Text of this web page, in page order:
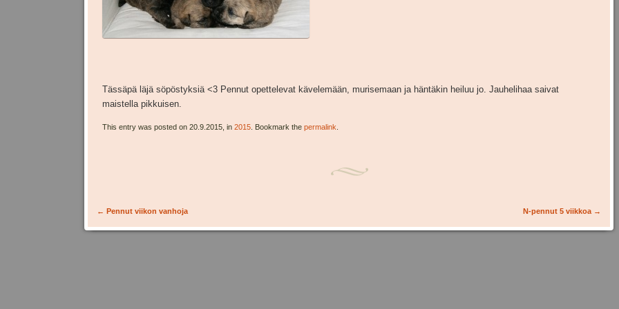
Tässäpä läjä söpöstyksiä <3 Pennut opettelevat kävelemään, murisemaan ja häntäkin heiluu jo. Jauhelihaa saivat
maistella pikkuisen.
This entry was posted on 20.9.2015, in 2015. Bookmark the permalink
Post navigation
← Pennut viikon vanhoja N-pennut 5 viikkoa →